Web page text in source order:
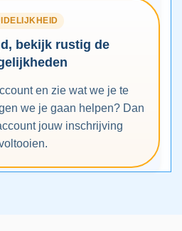
bekijk rustig de
en zie wat we je te
we je gaan helpen? Dan
jouw inschrijving